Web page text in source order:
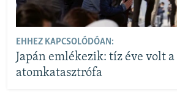
EHHEZ KAPCSOLÓDÓAN:
Japán emlékezik: tíz éve volt
atomkatasztrófa